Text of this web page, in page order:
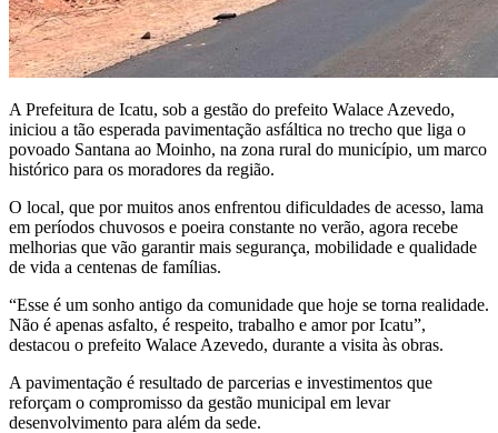
A Prefeitura de Icatu, sob a gestão do prefeito Walace Azevedo,
iniciou a tão esperada pavimentação asfáltica no trecho que liga o
povoado Santana ao Moinho, na zona rural do município, um marco
histórico para os moradores da região.
O local, que por muitos anos enfrentou dificuldades de acesso, lama
em períodos chuvosos e poeira constante no verão, agora recebe
melhorias que vão garantir mais segurança, mobilidade e qualidade
de vida a centenas de famílias.
“Esse é um sonho antigo da comunidade que hoje se torna realidade.
Não é apenas asfalto, é respeito, trabalho e amor por Icatu”,
destacou o prefeito Walace Azevedo, durante a visita às obras.
A pavimentação é resultado de parcerias e investimentos que
reforçam o compromisso da gestão municipal em levar
desenvolvimento para além da sede.